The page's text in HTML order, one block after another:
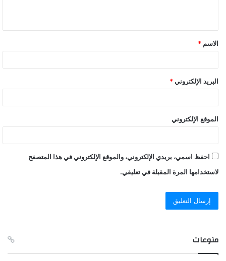
ق
*
الاسم *
البريد الإلكتروني *
الموقع الإلكتروني
احفظ اسمي، بريدي الإلكتروني، والموقع الإلكتروني في هذا المتصفح
لاستخدامها المرة المقبلة في تعليقي.
منوعات